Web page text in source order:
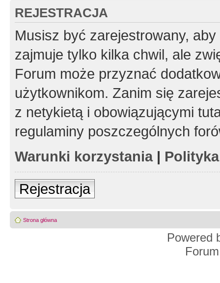
REJESTRACJA
Musisz być zarejestrowany,
zajmuje tylko kilka chwil, ale
Forum może przyznać
użytkownikom. Zanim się
z netykietą i obowiązującymi
regulaminy poszczególnych
Warunki korzystania|
Rejestracja
Strona główna
Powered